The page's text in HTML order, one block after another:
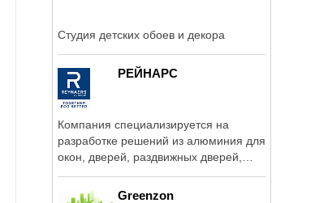
Студия детских обоев и декора
РЕЙНАРС
Компания специализируется на
разработке решений из алюминия для
окон, дверей, раздвижных дверей,
Greenzon